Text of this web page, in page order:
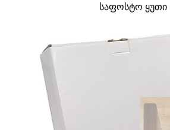
საფოსტო ყუთი